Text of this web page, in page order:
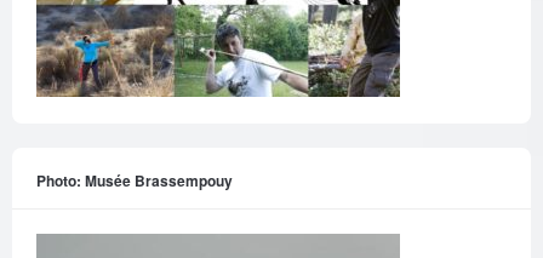
Photo: Musée Brassempouy